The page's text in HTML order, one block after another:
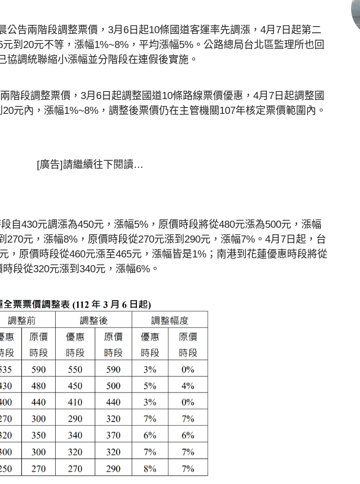
公告兩階段調整票價，3月6日起10條國道客運率先調漲，4月7日起第二
到20元不等，漲幅1%~8%，平均漲幅5%。公路總局台北區監理所也回
協調統聯縮小漲幅並分階段在連假後實施。
階段調整票價，3月6日起調整國道10條路線票價優惠，4月7日起調整國
元內，漲幅1%~8%，調整後票價仍在主管機關107年核定票價範圍內。
[廣告]請繼續往下閱讀…
自430元調漲為450元，漲幅5%，原價時段將從480元漲為500元，漲幅
270元，漲幅8%，原價時段從270元漲到290元，漲幅7%。4月7日起，台
，原價時段從460元漲至465元，漲幅皆是1%；南港到花蓮優惠時段將從
段從320元漲到340元，漲幅6%。